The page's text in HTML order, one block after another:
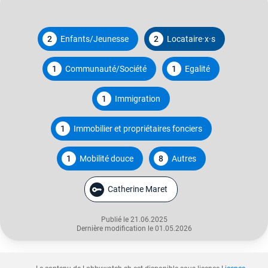
2 Enfants/Jeunesse 2 Locataire·x·s
1 Communauté/Société 1 Egalité
1 Immigration
1 Immobilier et propriétaires fonciers
1 Mobilité douce 8 Autres
Catherine Maret
Publié le 21.06.2025
Dernière modification le 01.05.2026